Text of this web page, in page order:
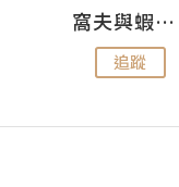
窩夫與蝦子餅
追蹤